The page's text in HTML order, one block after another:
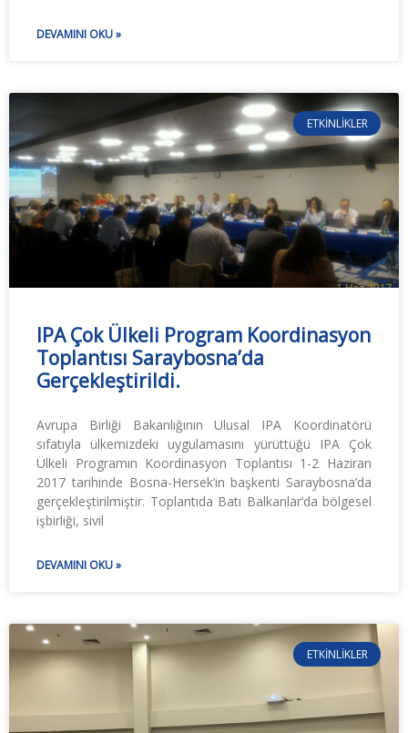
DEVAMINI OKU »
ETKINLIKLER
IPA Çok Ülkeli Program Koordinasyon
Toplantısı Saraybosna’da
Gerçekleştirildi.
Avrupa Birliği Bakanlığının Ulusal IPA Koordinatörü
sıfatıyla ülkemizdeki uygulamasını yürüttüğü IPA Çok
Ülkeli Programın Koordinasyon Toplantısı 1-2 Haziran
2017 tarihinde Bosna-Hersek’in başkenti Saraybosna’da
gerçekleştirilmiştir. Toplantıda Batı Balkanlar’da bölgesel
işbirliği, sivil
DEVAMINI OKU »
ETKINLIKLER